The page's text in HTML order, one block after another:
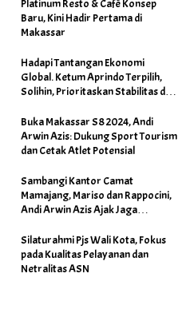
Platinum Resto & Café Konsep
Baru, Kini Hadir Pertama di
Makassar
Hadapi Tantangan Ekonomi
Global. Ketum Aprindo Terpilih,
Solihin, Prioritaskan Stabilitas dan
Buka Makassar S8 2024, Andi
Arwin Azis: Dukung Sport Tourism
dan Cetak Atlet Potensial
Sambangi Kantor Camat
Mamajang, Mariso dan Rappocini,
Andi Arwin Azis Ajak Jaga
Program Sabtu Bersih
Silaturahmi Pjs Wali Kota, Fokus
pada Kualitas Pelayanan dan
Netralitas ASN